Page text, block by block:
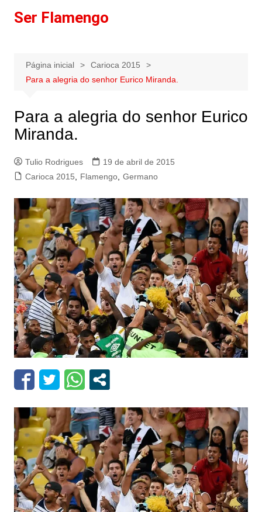
paraSer Flamengo
Página inicial
Carioca 2015
Para a alegria do senhor Eurico Miranda.
Para a alegria do senhor Eurico
Miranda.
Tulio Rodrigues
19 de abril de 2015
Carioca 2015
Flamengo, Germano